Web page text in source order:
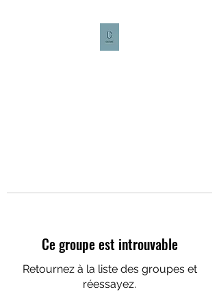
Ce groupe est introuvable
Retournez à la liste des groupes et
réessayez.